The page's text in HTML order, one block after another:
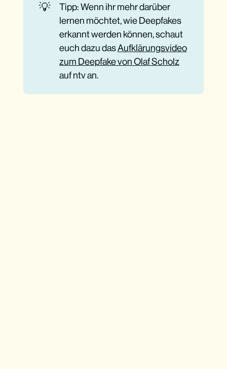
💡
Tipp: Wenn ihr mehr darüber
lernen möchtet, wie Deepfakes
erkannt werden können, schaut
euch dazu dasAufklärungsvideo
zum Deepfake von Olaf Scholz
auf ntv an.